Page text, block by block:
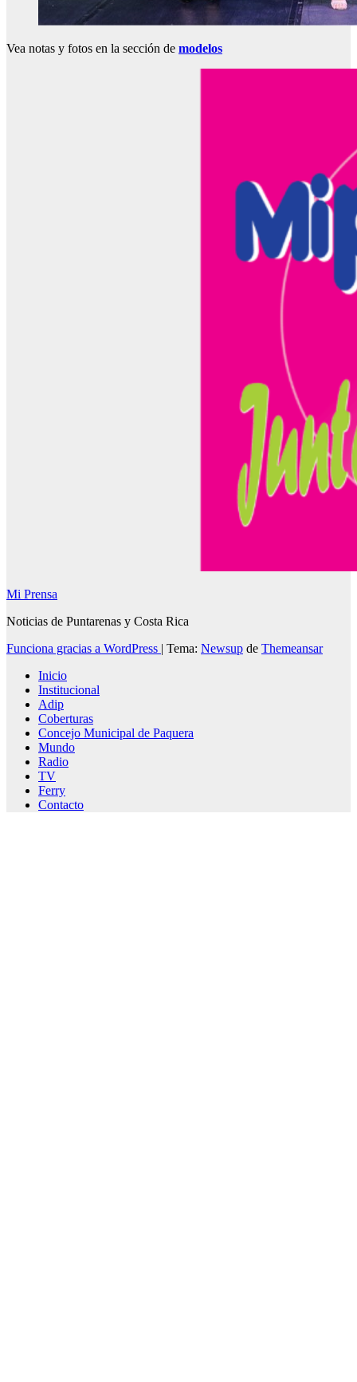
Vea notas y fotos en la sección de modelos
Mi Prensa
Noticias de Puntarenas y Costa Rica
Funciona gracias a WordPress | Tema: Newsup de Themeansar
Inicio
Institucional
Adip
Coberturas
Concejo Municipal de Paquera
Mundo
Radio
TV
Ferry
Contacto